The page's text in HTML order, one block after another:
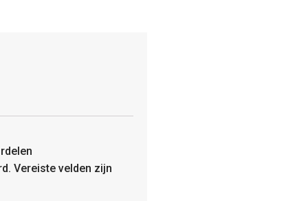
Vereiste velden zijn